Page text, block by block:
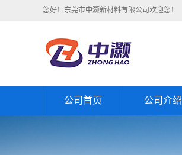
您好！东莞市中灏新材料有限公司欢迎您！
公司首页 公司介绍